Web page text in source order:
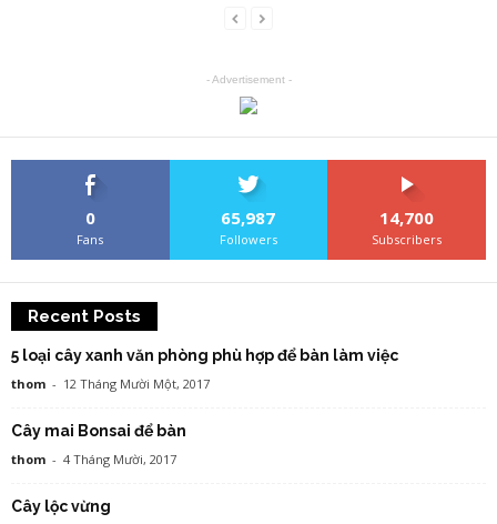
- Advertisement -
0
Fans
65,987
Followers
14,700
Subscribers
Recent Posts
5 loại cây xanh văn phòng phù hợp để bàn làm việc
thom - 12 Tháng Mười Một, 2017
Cây mai Bonsai để bàn
thom - 4 Tháng Mười, 2017
Cây lộc vừng